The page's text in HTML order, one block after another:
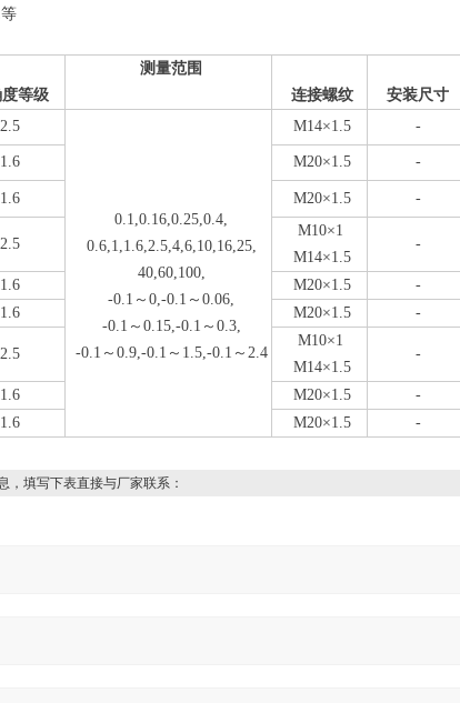
等级
测量范围
连接螺纹
安装尺寸
2.5
0.1,0.16,0.25,0.4,
0.6,1,1.6,2.5,4,6,10,16,25,
40,60,100,
-0.1～0,-0.1～0.06,
-0.1～0.15,-0.1～0.3,
-0.1～0.9,-0.1～1.5,-0.1～2.4
M14×1.5 -
1.6 M20×1.5 -
1.6 M20×1.5 -
2.5
M10×1
M14×1.5
-
1.6 M20×1.5
-
1.6 M20×1.5
-
2.5
M10×1
M14×1.5
-
1.6 M20×1.5
-
1.6 M20×1.5 -
，填写下表直接与厂家联系：